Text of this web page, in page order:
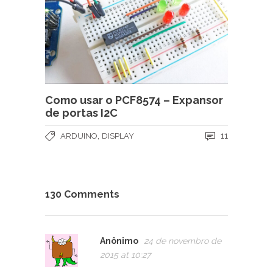
Como usar o PCF8574 – Expansor
de portas I2C
ARDUINO DISPLAY 11
130 Comments
Anônimo
24 de novembro de
2015 at 10:27